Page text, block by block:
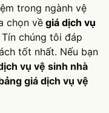
trong ngành vệ
chọn về giá dịch vụ
chúng tôi đáp
tốt nhất. Nếu bạn
vụ vệ sinh nhà
giá dịch vụ vệ